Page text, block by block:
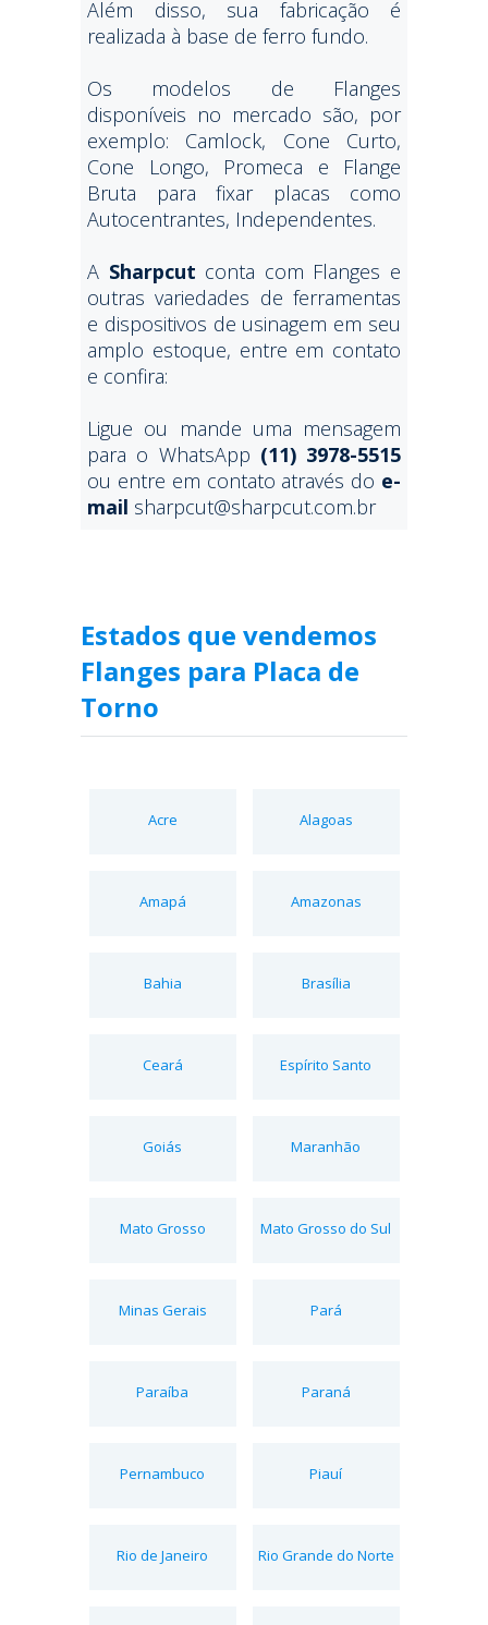
Além disso, sua fabricação é
realizada à base de ferro fundo.
Os modelos de Flanges
disponíveis no mercado são, por
exemplo: Camlock, Cone Curto,
Cone Longo, Promeca e Flange
Bruta para fixar placas como
Autocentrantes, Independentes.
A Sharpcut conta com Flanges e
outras variedades de ferramentas
e dispositivos de usinagem em seu
amplo estoque, entre em contato
e confira:
Ligue ou mande uma mensagem
para o WhatsApp (11) 3978-5515
ou entre em contato através do e-
mail sharpcut@sharpcut.com.br
Estados que vendemos
Flanges para Placa de
Torno
Acre Alagoas
Amapá Amazonas
Bahia Brasília
Ceará Espírito Santo
Goiás Maranhão
Mato Grosso Mato Grosso do Sul
Minas Gerais Pará
Paraíba Paraná
Pernambuco Piauí
Rio de Janeiro Rio Grande do Norte